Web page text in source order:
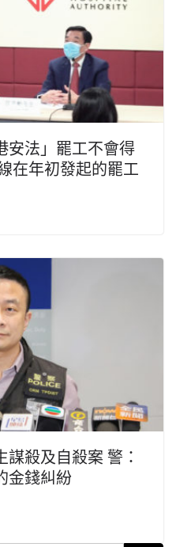
安法」罷工不會得
在年初發起的罷工
殺及自殺案 警：
金錢糾紛